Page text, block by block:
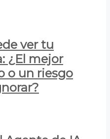
ver tu
¿El mejor
o un riesgo